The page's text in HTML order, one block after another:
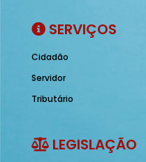
SERVIÇOS
Cidadão
Servidor
Tributário
LEGISLAÇÃO